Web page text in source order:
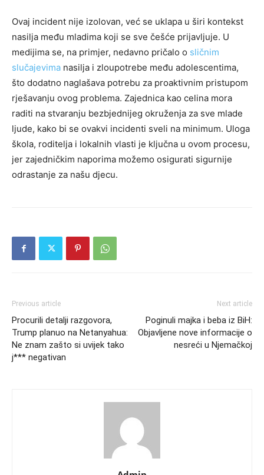
Ovaj incident nije izolovan, već se uklapa u širi kontekst
nasilja među mladima koji se sve češće prijavljuje. U
medijima se, na primjer, nedavno pričalo o sličnim
slučajevima nasilja i zloupotrebe među adolescentima,
što dodatno naglašava potrebu za proaktivnim pristupom
rješavanju ovog problema. Zajednica kao celina mora
raditi na stvaranju bezbjednijeg okruženja za sve mlade
ljude, kako bi se ovakvi incidenti sveli na minimum. Uloga
škola, roditelja i lokalnih vlasti je ključna u ovom procesu,
jer zajedničkim naporima možemo osigurati sigurnije
odrastanje za našu djecu.
Previous article
Procurili detalji razgovora,
Trump planuo na Netanyahua:
Ne znam zašto si uvijek tako
j*** negativan
Next article
Poginuli majka i beba iz BiH:
Objavljene nove informacije o
nesreći u Njemačkoj